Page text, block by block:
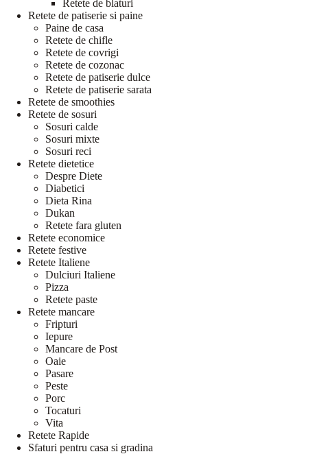
Retete de blaturi
Retete de patiserie si paine
Paine de casa
Retete de chifle
Retete de covrigi
Retete de cozonac
Retete de patiserie dulce
Retete de patiserie sarata
Retete de smoothies
Retete de sosuri
Sosuri calde
Sosuri mixte
Sosuri reci
Retete dietetice
Despre Diete
Diabetici
Dieta Rina
Dukan
Retete fara gluten
Retete economice
Retete festive
Retete Italiene
Dulciuri Italiene
Pizza
Retete paste
Retete mancare
Fripturi
Iepure
Mancare de Post
Oaie
Pasare
Peste
Porc
Tocaturi
Vita
Retete Rapide
Sfaturi pentru casa si gradina